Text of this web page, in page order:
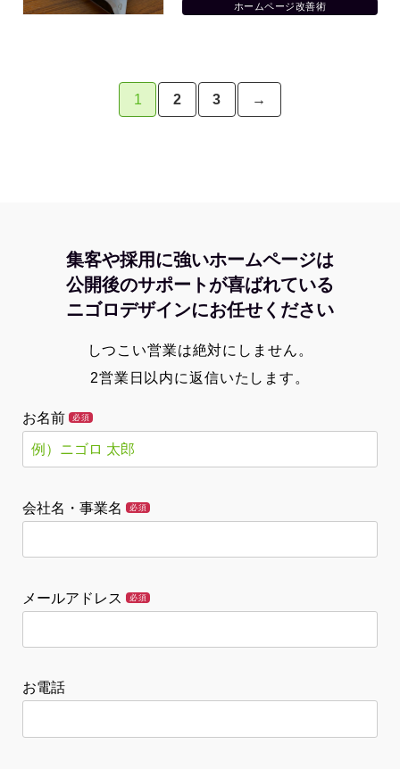
ホームページ改善術
1 2 3 →
集客や採用に強いホームページは
公開後のサポートが喜ばれている
ニゴロデザインにお任せください
しつこい営業は絶対にしません。
2営業日以内に返信いたします。
お名前 必須
会社名・事業名 必須
メールアドレス 必須
お電話